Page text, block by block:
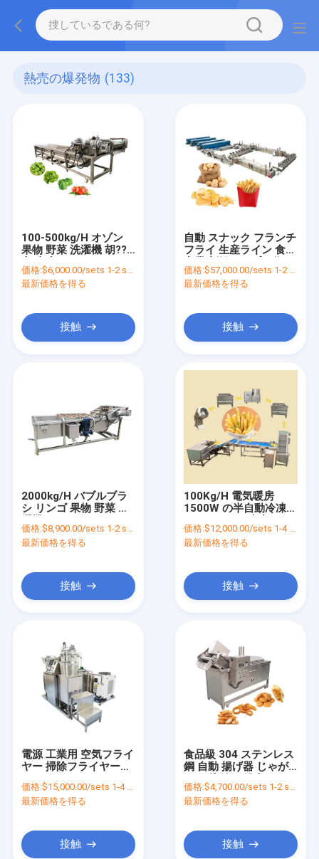
熱売の爆発物 (133)
100-500kg/H オゾン
果物 野菜 洗濯機 胡??
価格:$6,000.00/sets 1-2 sets
最新価格を得る
接触
自動 スナック フランチ
フライ 生産ライン 食品
機械
価格:$57,000.00/sets 1-2 sets
最新価格を得る
接触
2000kg/H バブルブラ
シ リンゴ 果物 野菜 洗
価格:$8,900.00/sets 1-2 sets
最新価格を得る
接触
100Kg/H 電気暖房
1500W の半自動冷凍フ
ン
価格:$12,000.00/sets 1-4 sets
最新価格を得る
接触
電源 工業用 空気フライ
ヤー 掃除フライヤー
価格:$15,000.00/sets 1-4 sets
最新価格を得る
接触
食品級 304 ステンレス
鋼 自動 揚げ器 じゃが
価格:$4,700.00/sets 1-2 sets
最新価格を得る
接触